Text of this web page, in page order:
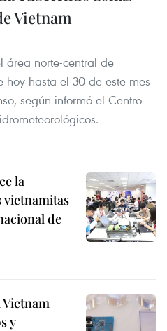
Vietnam
área norte-central de
hoy hasta el 30 de este mes
según informó el Centro
la
vietnamitas
de
y